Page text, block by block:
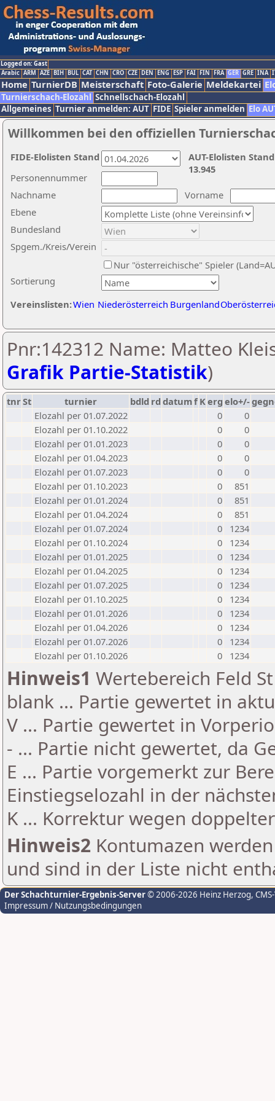
Logged on: Gast
Arabic ARM AZE BIH BUL CAT CHN CRO CZE DEN ENG ESP FAI FIN FRA GER GRE INA
Home TurnierDB Meisterschaft Foto-Galerie Meldekartei
Turnierschach-Elozahl Schnellschach-Elozahl
Allgemeines Turnier anmelden: AUT FIDE Spieler anmelden Elo
Willkommen bei den offiziellen
Nachname
Vorname
Ebene
Sortierung
Personennummer
Bundesland
Spgem./Kreis/Verein
Nur "österreichische" Spieler
Vereinslisten:Wien Niederösterreich Burgenland
AUT-Elolisten
13.945
FIDE-Elolisten Stand
Pnr:142312 Name: Matteo
Grafik Partie-Statistik)
tnrSt turnier bdld rd datumf Kerg elo+/-
Elozahl per 01.07.2022
0
0
Elozahl per 01.10.2022
0
0
Elozahl per 01.01.2023
0
0
Elozahl per 01.04.2023
0
0
Elozahl per 01.07.2023
0
0
Elozahl per 01.10.2023
0
851
Elozahl per 01.01.2024
0
851
Elozahl per 01.04.2024
0
851
Elozahl per 01.07.2024
0
1234
Elozahl per 01.10.2024
0
1234
Elozahl per 01.01.2025
0
1234
Elozahl per 01.04.2025
0
1234
Elozahl per 01.07.2025
0
1234
Elozahl per 01.10.2025
0
1234
Elozahl per 01.01.2026
0
1234
Elozahl per 01.04.2026
0
1234
Elozahl per 01.07.2026
0
1234
Elozahl per 01.10.2026
0 1234
Hinweis1 Wertebereich Feld
blank ... Partie gewertet in
V ... Partie gewertet in
- ... Partie nicht gewertet, da
E ... Partie vorgemerkt zur
Einstiegselozahl in der
K ... Korrektur wegen
Hinweis2 Kontumazen
und sind in der Liste nicht
Der Schachturnier-Ergebnis-Server© 2006-2026 Heinz Herzog,
Impressum / Nutzungsbedingungen